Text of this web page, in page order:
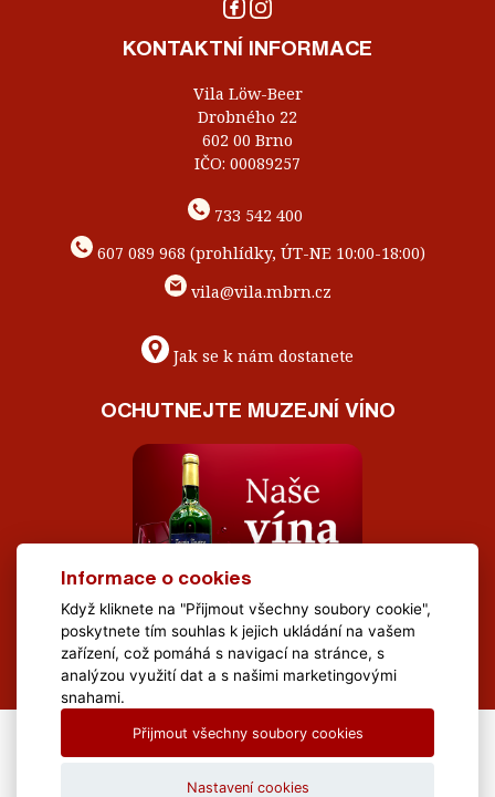
KONTAKTNÍ INFORMACE
Vila Löw-Beer
Drobného 22
602 00 Brno
IČO: 00089257
733 542 400
607 089 968 (prohlídky, ÚT-NE 10:00-18:00)
vila@vila.mbrn.cz
Jak se k nám dostanete
OCHUTNEJTE MUZEJNÍ VÍNO
All Rights Reserved Muzeum Brněnska © 2020, Webdesign by
Informace o cookies
Když kliknete na "Přijmout všechny soubory cookie",
poskytnete tím souhlas k jejich ukládání na vašem
zařízení, což pomáhá s navigací na stránce, s
analýzou využití dat a s našimi marketingovými
snahami.
Přijmout všechny soubory cookies
Nastavení cookies